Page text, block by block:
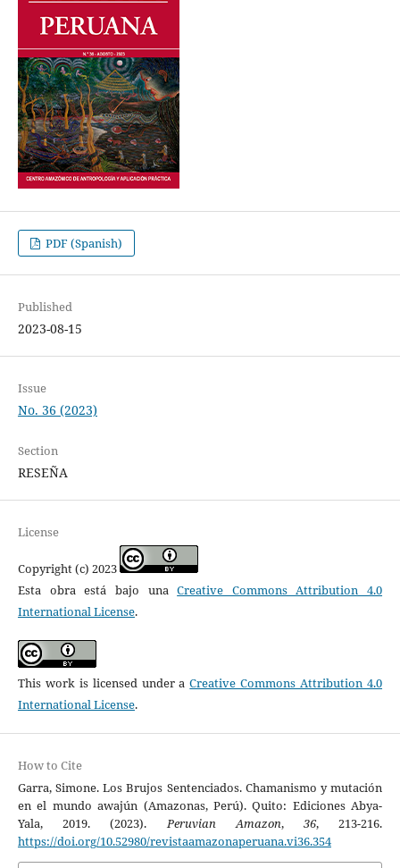
PDF (Spanish)
Published
2023-08-15
Issue
No. 36 (2023)
Section
RESEÑA
License
Copyright (c) 2023
Esta obra está bajo unaCreative Commons Attribution 4.0
International License.
This work is licensed under aCreative Commons Attribution 4.0
International License.
How to Cite
Garra, Simone. Los Brujos Sentenciados. Chamanismo y mutación
en el mundo awajún (Amazonas, Perú). Quito: Ediciones Abya-
Yala, 2019. (2023).Peruvian Amazon, 36, 213-216.
https://doi.org/10.52980/revistaamazonaperuana.vi36.354